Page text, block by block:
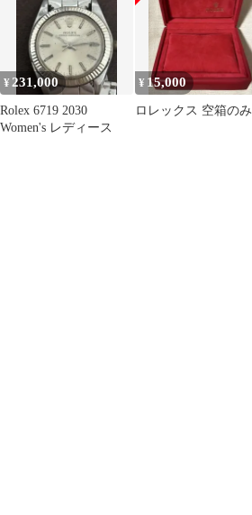
¥231,000
Rolex 6719 2030
Women's レディース
¥ 15,000
ロレックス 空箱のみ